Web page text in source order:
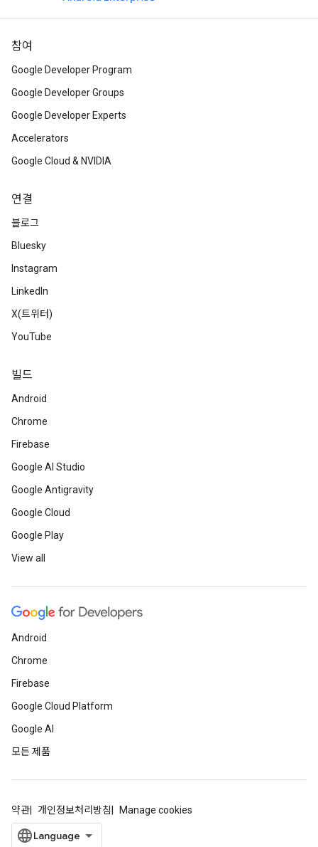
참여
Google Developer Program
Google Developer Groups
Google Developer Experts
Accelerators
Google Cloud & NVIDIA
연결
블로그
Bluesky
Instagram
LinkedIn
X(트위터)
YouTube
빌드
Android
Chrome
Firebase
Google AI Studio
Google Antigravity
Google Cloud
Google Play
View all
Android
Chrome
Firebase
Google Cloud Platform
Google AI
모든 제품
약관 개인정보처리방침 Manage cookies